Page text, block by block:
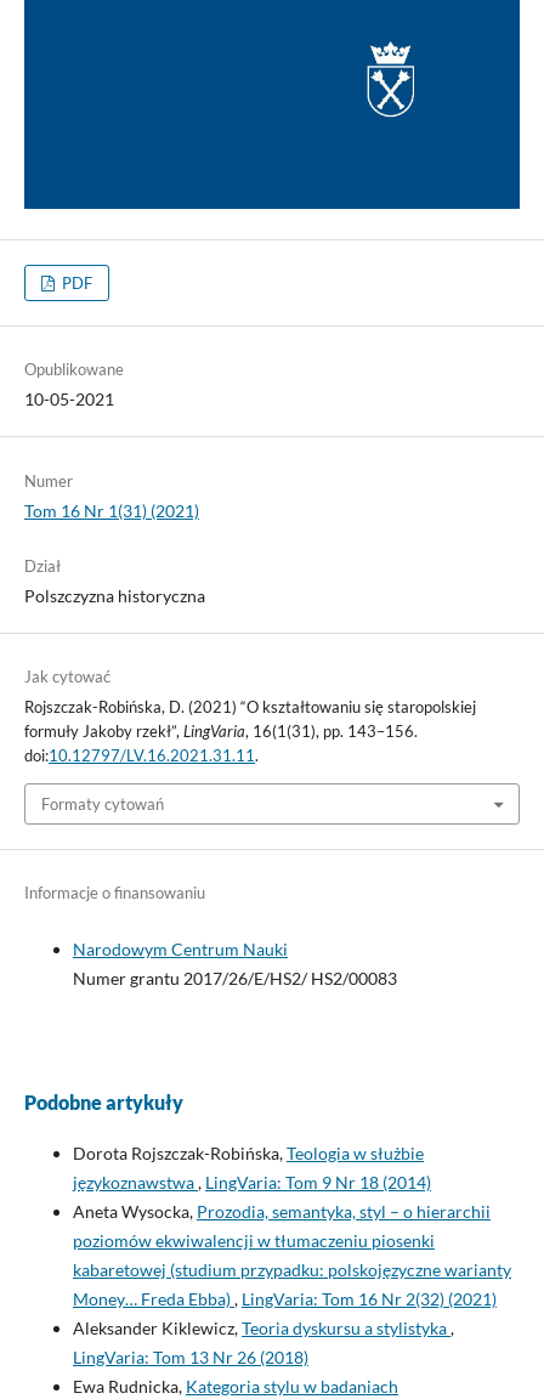
PDF
Opublikowane
10-05-2021
Numer
Tom 16 Nr 1(31) (2021)
Dział
Polszczyzna historyczna
Jak cytować
Rojszczak-Robińska, D. (2021) “O kształtowaniu się staropolskiej
formuły Jakoby rzekł”, LingVaria, 16(1(31), pp. 143–156.
doi:10.12797/LV.16.2021.31.11.
Formaty cytowań
Informacje o finansowaniu
Narodowym Centrum Nauki
Numer grantu 2017/26/E/HS2/ HS2/00083
Podobne artykuły
Dorota Rojszczak-Robińska,Teologia w służbie
językoznawstwa, LingVaria: Tom 9 Nr 18 (2014)
Aneta Wysocka, Prozodia, semantyka, styl – o hierarchii
poziomów ekwiwalencji w tłumaczeniu piosenki
kabaretowej (studium przypadku: polskojęzyczne warianty
Money… Freda Ebba), LingVaria: Tom 16 Nr 2(32) (2021)
Aleksander Kiklewicz,Teoria dyskursu a stylistyka,
LingVaria: Tom 13 Nr 26 (2018)
Ewa Rudnicka, Kategoria stylu w badaniach